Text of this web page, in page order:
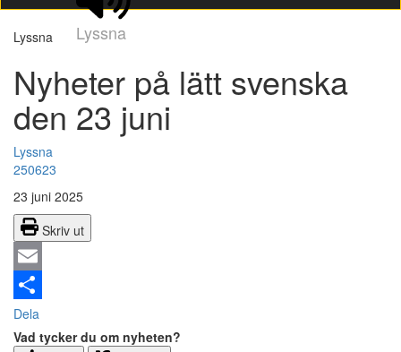
Lyssna
Lyssna
Nyheter på lätt svenska
den 23 juni
Lyssna
250623
23 juni 2025
Skriv ut
Email
Dela
Vad tycker du om nyheten?